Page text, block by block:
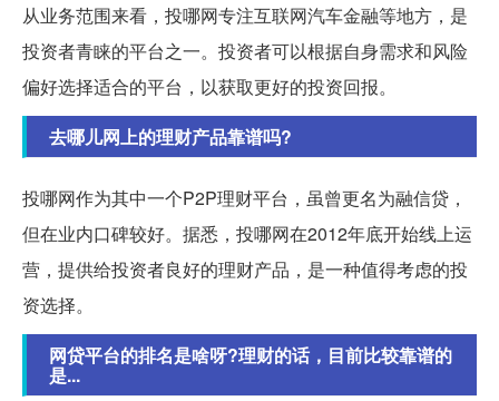
从业务范围来看，投哪网专注互联网汽车金融等地方，是
投资者青睐的平台之一。投资者可以根据自身需求和风险
偏好选择适合的平台，以获取更好的投资回报。
去哪儿网上的理财产品靠谱吗?
投哪网作为其中一个P2P理财平台，虽曾更名为融信贷，
但在业内口碑较好。据悉，投哪网在2012年底开始线上运
营，提供给投资者良好的理财产品，是一种值得考虑的投
资选择。
网贷平台的排名是啥呀?理财的话，目前比较靠谱的
是...